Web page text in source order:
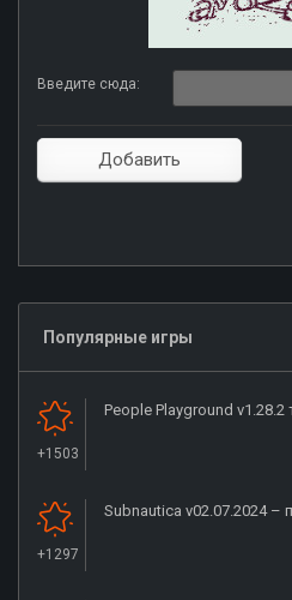
Введите сюда:
Популярные игры
+1503
People Playground v1.28.2
+1297
Subnautica v02.07.2024 –